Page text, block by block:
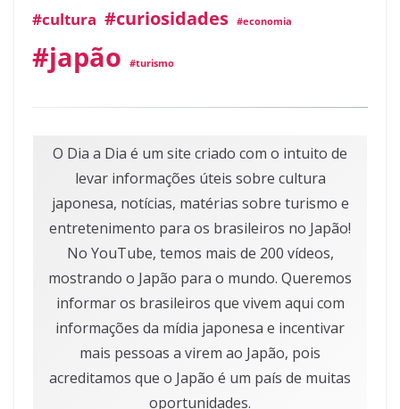
#cultura #curiosidades #economia
#japão #turismo
O Dia a Dia é um site criado com o intuito de
levar informações úteis sobre cultura
japonesa, notícias, matérias sobre turismo e
entretenimento para os brasileiros no Japão!
No YouTube, temos mais de 200 vídeos,
mostrando o Japão para o mundo. Queremos
informar os brasileiros que vivem aqui com
informações da mídia japonesa e incentivar
mais pessoas a virem ao Japão, pois
acreditamos que o Japão é um país de muitas
oportunidades.